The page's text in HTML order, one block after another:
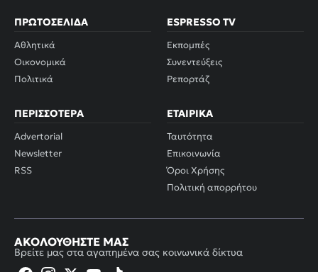
ΠΡΩΤΟΣΈΛΙΔΑ
Αθλητικά
Οικονομικά
Πολιτικά
ESPRESSO TV
Εκπομπές
Συνεντεύξεις
Ρεπορτάζ
ΠΕΡΙΣΣΌΤΕΡΑ
Advertorial
Newsletter
RSS
ΕΤΑΙΡΙΚΆ
Ταυτότητα
Επικοινωνία
Όροι Χρήσης
Πολιτική απορρήτου
ΑΚΟΛΟΥΘΉΣΤΕ ΜΑΣ
Βρείτε μας στα αγαπημένα σας κοινωνικά δίκτυα